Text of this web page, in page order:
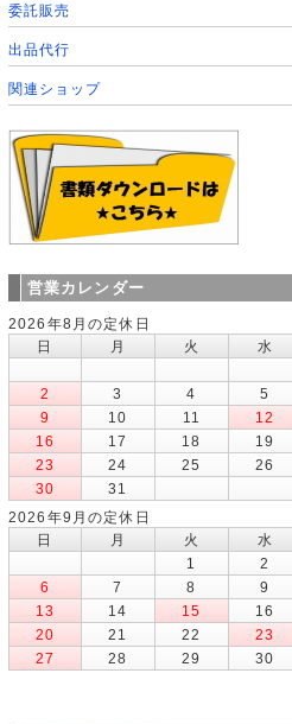
委託販売
出品代行
関連ショップ
営業カレンダー
2026年8月の定休日
日
月 火 水
2
3 4 5
9
10 11 12
16
17 18 19
23
24 25 26
30
31
2026年9月の定休日
日
月 火 水
1
2
6
7 8 9
13
14 15 16
20
21 22 23
27
28 29
30